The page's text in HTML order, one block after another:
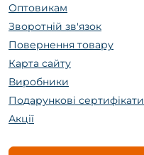
Оптовикам
Зворотній зв'язок
Повернення товару
Карта сайту
Виробники
Подарункові сертифікати
Акції